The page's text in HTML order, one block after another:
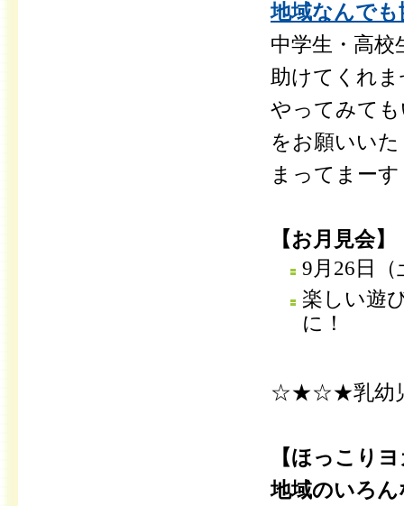
地域なんで
中学生・高
助けてくれ
やってみて
をお願いい
まってまーす
【お月見会】
9月26日
楽しい遊
に！
☆★☆★乳幼
【ほっこり
地域のいろ